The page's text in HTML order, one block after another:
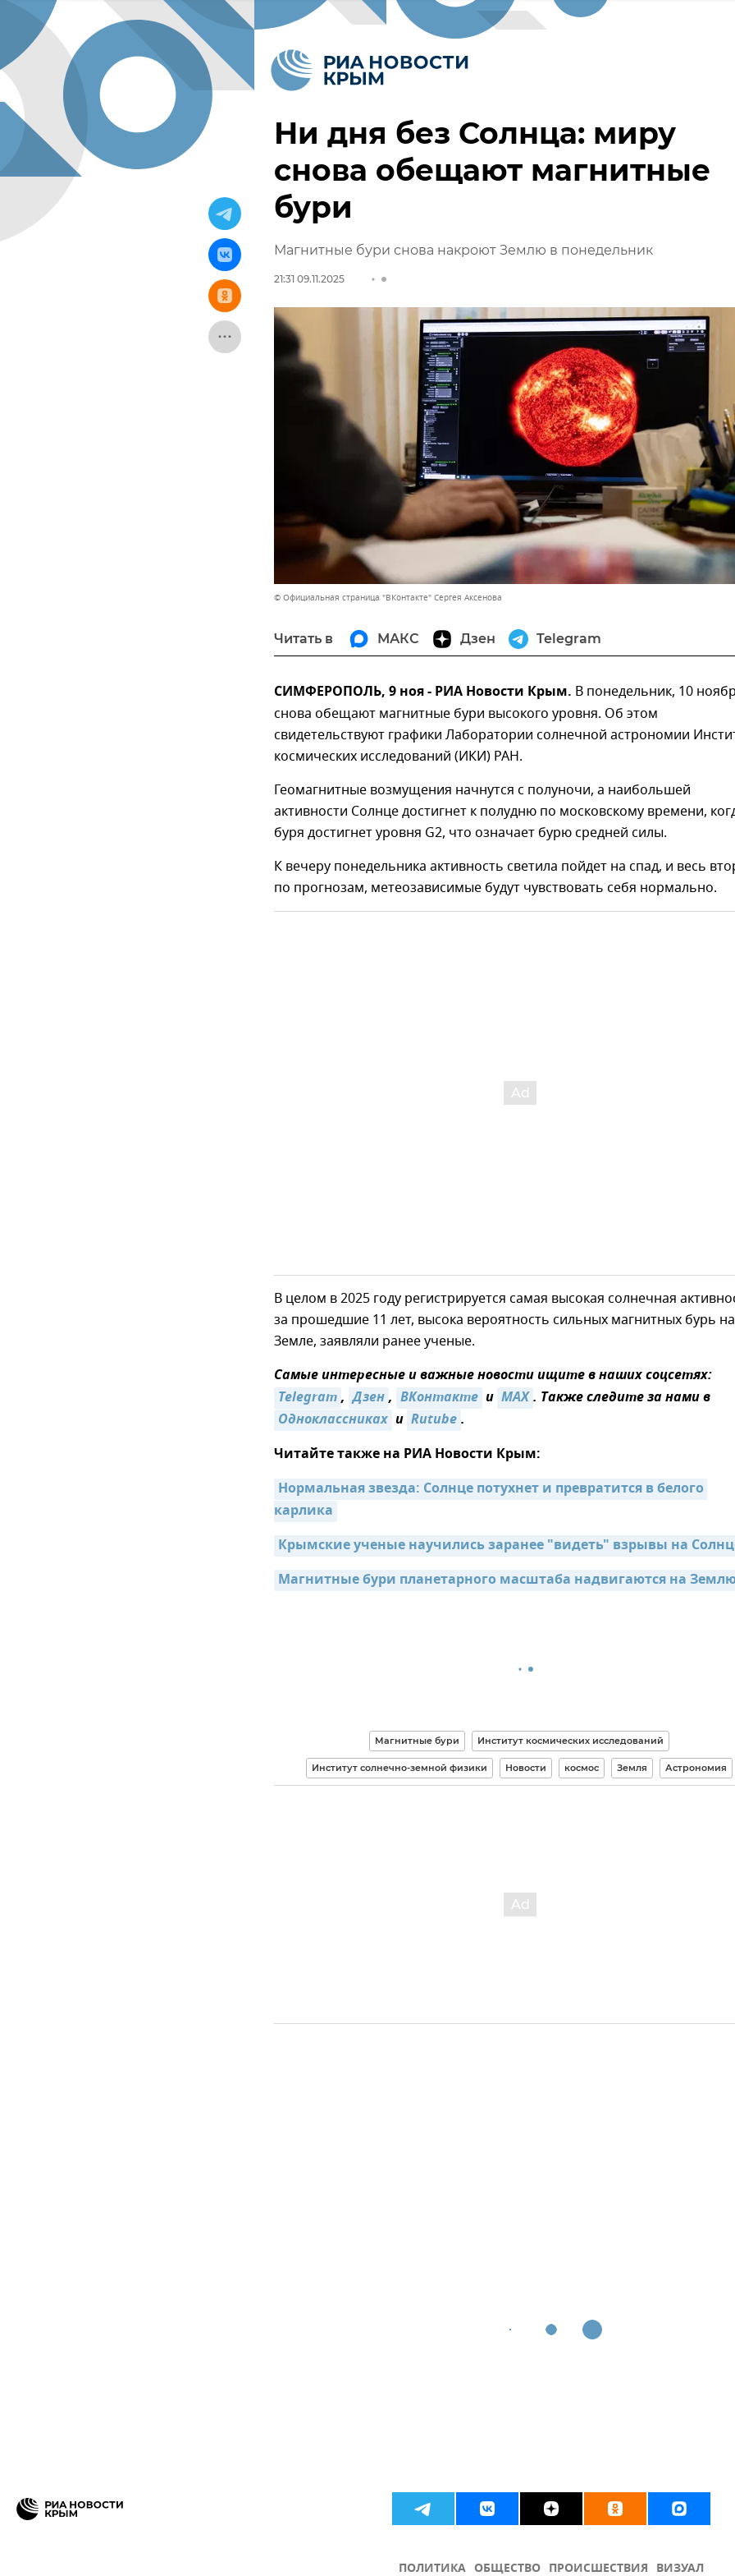
Ни дня без Солнца: миру
снова обещают магнитные
бури
Магнитные бури снова накроют Землю в понедельник
21:31 09.11.2025
© Официальная страница "ВКонтакте" Сергея Аксенова
Читать в МАКС Дзен Telegram
СИМФЕРОПОЛЬ, 9 ноя - РИА Новости Крым. В понедельник, 10
снова обещают магнитные бури высокого уровня. Об этом
свидетельствуют графики Лаборатории солнечной астрономии
космических исследований (ИКИ) РАН.
Геомагнитные возмущения начнутся с полуночи, а наибольшей
активности Солнце достигнет к полудню по московскому времени,
буря достигнет уровня G2, что означает бурю средней силы.
К вечеру понедельника активность светила пойдет на спад, и весь
по прогнозам, метеозависимые будут чувствовать себя нормально.
В целом в 2025 году регистрируется самая высокая солнечная
за прошедшие 11 лет, высока вероятность сильных магнитных бурь на
Земле, заявляли ранее ученые.
Самые интересные и важные новости ищите в наших соцсетях:
Telegram, Дзен, ВКонтакте и MAX. Также следите за нами в
Одноклассниках и Rutube.
Читайте также на РИА Новости Крым:
Нормальная звезда: Солнце потухнет и превратится в белого
карлика
Крымские ученые научились заранее "видеть" взрывы на
Магнитные бури планетарного масштаба надвигаются на
Магнитные бури Институт космических исследований
Институт солнечно-земной физики Новости космос Земля Астрономия
ПОЛИТИКА ОБЩЕСТВО ПРОИСШЕСТВИЯ ВИЗУАЛ